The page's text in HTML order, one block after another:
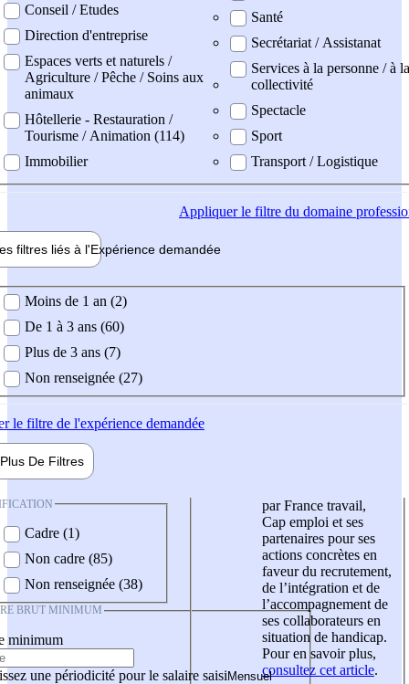
Conseil / Etudes
Direction d'entreprise
Espaces verts et naturels /
Agriculture / Pêche / Soins aux
animaux
Hôtellerie - Restauration /
Tourisme / Animation (114)
Immobilier
Santé
Secrétariat / Assistanat
Services à la personne / à la
collectivité
Spectacle
Sport
Transport / Logistique
Appliquerle filtre du domaine
filtres liés à l'Expérience demandée
demandée
Moins de 1 an (2)
De 1 à 3 ans (60)
Plus de 3 ans (7)
Non renseignée (27)
le filtre de l'expérience demandée
Plus De Filtres
Cadre (1)
Non cadre (85)
Non renseignée (38)
BRUT MINIMUM
minimum
une périodicité pour le salaire saisi
par France travail,
Cap emploi et ses
partenaires pour ses
actions concrètes en
faveur du recrutement,
de l’intégration et de
l’accompagnement de
ses collaborateurs en
situation de handicap.
Pour en savoir plus,
consultez cet article.